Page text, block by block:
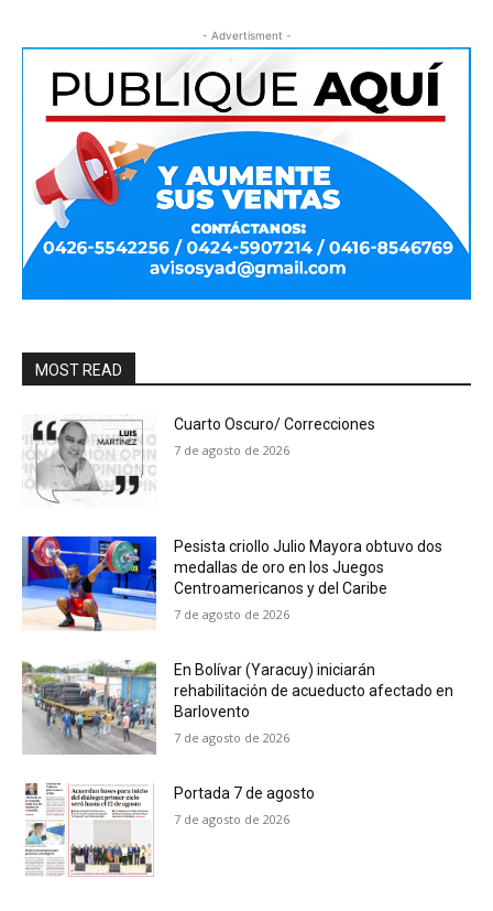
- Advertisment -
MOST READ
Cuarto Oscuro/ Correcciones
7 de agosto de 2026
Pesista criollo Julio Mayora obtuvo dos
medallas de oro en los Juegos
Centroamericanos y del Caribe
7 de agosto de 2026
En Bolívar (Yaracuy) iniciarán
rehabilitación de acueducto afectado en
Barlovento
7 de agosto de 2026
Portada 7 de agosto
7 de agosto de 2026